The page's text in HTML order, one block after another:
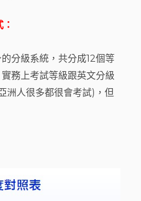
分級系統，共分成12個等
務上考試等級跟英文分級
洲人很多都很會考試)，但